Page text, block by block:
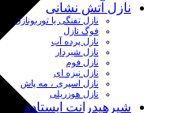
نازل آتش نشانی
نازل تفنگی یا توربونازل
فوگ نازل
نازل پرده آب
نازل شیردار
نازل فوم
نازل نیزه ای
نازل اسپری ، مه پاش
نازل هوزریلی
شیرهیدرانت ایستاده